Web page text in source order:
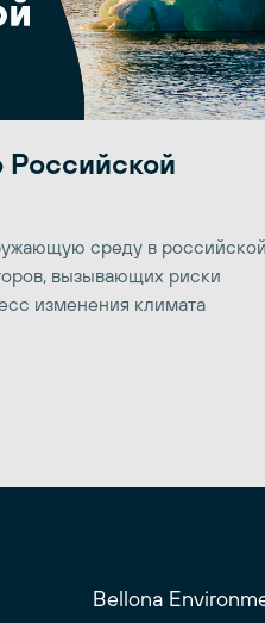
Российской
среду в российской
вызывающих риски
изменения климата
Bellona